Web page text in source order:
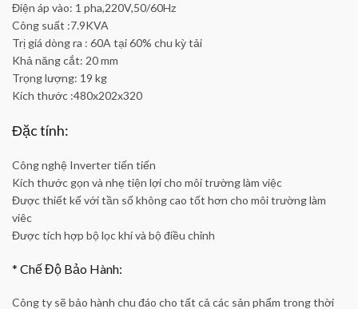
Điện áp vào: 1 pha,220V,50/60Hz
Công suất :7.9KVA
Trị giá dòng ra : 60A tại 60% chu kỳ tải
Khả năng cắt: 20 mm
Trọng lượng: 19 kg
Kích thước :480x202x320
Đặc tính:
Công nghệ Inverter tiến tiến
Kích thước gọn và nhẹ tiện lợi cho môi trường làm việc
Được thiết kế với tần số không cao tốt hơn cho môi trường làm
viêc
Được tích hợp bộ lọc khí và bộ điều chỉnh
* Chế Độ Bảo Hành:
Công ty sẽ bảo hành chu đáo cho tất cả các sản phẩm trong thời